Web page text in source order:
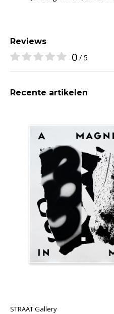
Reviews
0 / 5
Recente artikelen
STRAAT Gallery